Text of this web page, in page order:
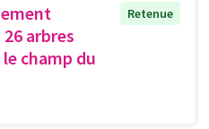
arbres
champ du
Retenue